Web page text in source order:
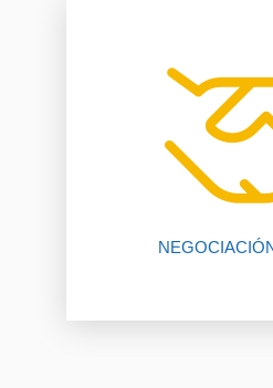
El 80% de las
pierden por falta
entre
nosotros te